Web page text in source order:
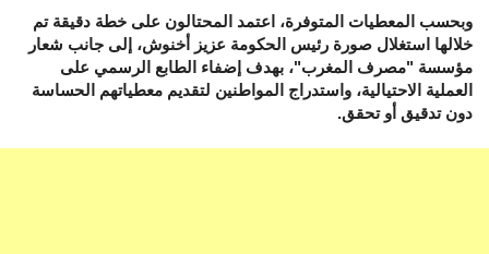
وبحسب المعطيات المتوفرة، اعتمد المحتالون على خطة دقيقة تم
خلالها استغلال صورة رئيس الحكومة عزيز أخنوش، إلى جانب شعار
مؤسسة "مصرف المغرب"، بهدف إضفاء الطابع الرسمي على
العملية الاحتيالية، واستدراج المواطنين لتقديم معطياتهم الحساسة
دون تدقيق أو تحقق.